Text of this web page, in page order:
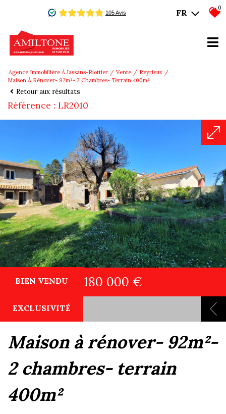
FR
0
Agence Immobilière À Jassans-Riottier Vente
Reyrieux
Maison À Rénover- 92m²- 2 Chambres- Terrain 400m²
Retour aux résultats
Référence : LR2010
BIEN VENDU
EXCLUSIVITÉ
180 000 €
maison à rénover- 92m²-
2 chambres- terrain
400m²